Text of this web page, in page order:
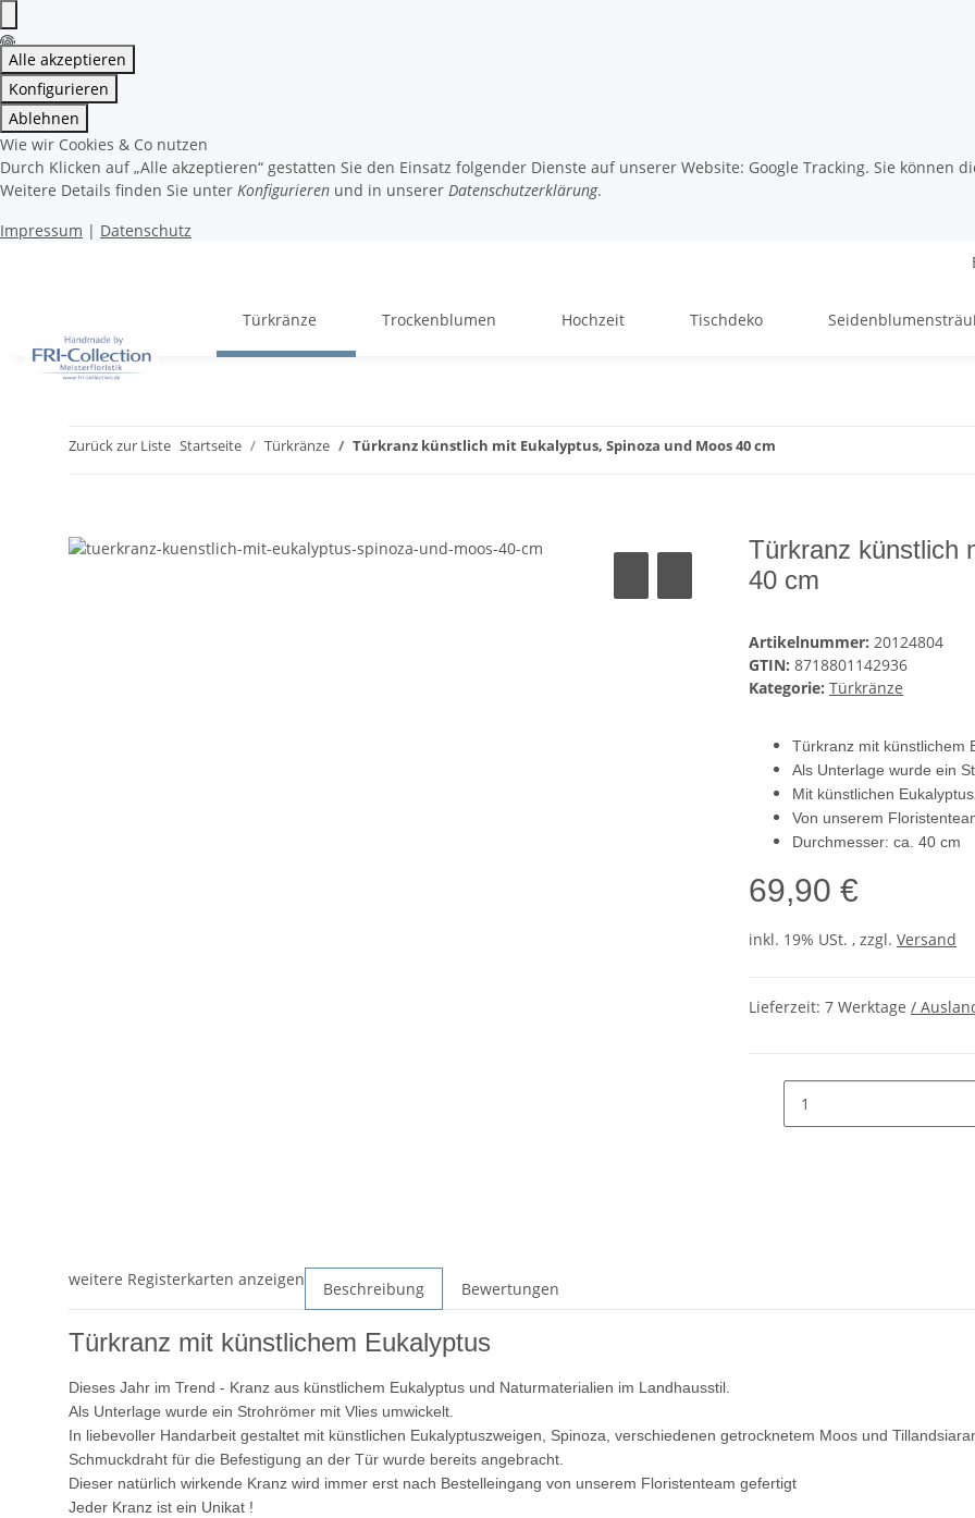
Alle akzeptieren
Konfigurieren
Ablehnen
Wie wir Cookies & Co nutzen
Durch Klicken auf „Alle akzeptieren“ gestatten Sie den Einsatz folgender Dienste auf unserer Website: Google Tracking. Sie
Weitere Details finden Sie unter Konfigurieren und in unserer Datenschutzerklärung.
Impressum | Datenschutz
Türkränze Trockenblumen Hochzeit Tischdeko
Zurück zur Liste Startseite Türkränze Türkranz künstlich mit Eukalyptus, Spinoza und Moos 40 cm
Türkranz künstlich
40 cm
Artikelnummer: 20124804
GTIN: 8718801142936
Kategorie: Türkränze
Türkranz mit künstlichem
Als Unterlage wurde ein
Mit künstlichen
Von unserem
Durchmesser: ca. 40 cm
69,90 €
inkl. 19% USt. , zzgl. Versand
Lieferzeit: 7 Werktage /
weitere Registerkarten anzeigen Beschreibung Bewertungen
Türkranz mit künstlichem Eukalyptus
Dieses Jahr im Trend - Kranz aus künstlichem Eukalyptus und Naturmaterialien im Landhausstil.
Als Unterlage wurde ein Strohrömer mit Vlies umwickelt.
In liebevoller Handarbeit gestaltet mit künstlichen Eukalyptuszweigen, Spinoza, verschiedenen getrocknetem Moos und
Schmuckdraht für die Befestigung an der Tür wurde bereits angebracht.
Dieser natürlich wirkende Kranz wird immer erst nach Bestelleingang von unserem Floristenteam gefertigt
Jeder Kranz ist ein Unikat !